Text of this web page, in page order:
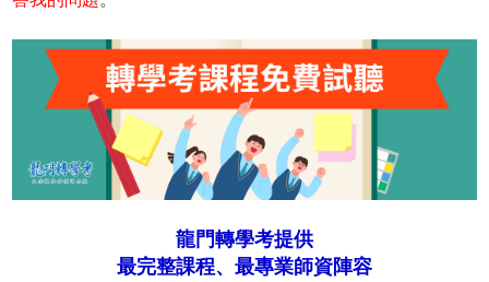
龍門轉學考提供
最完整課程、最專業師資陣容